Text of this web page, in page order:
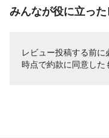
みんなが役に立っ
レビュー投稿する前に
時点で約款に同意した